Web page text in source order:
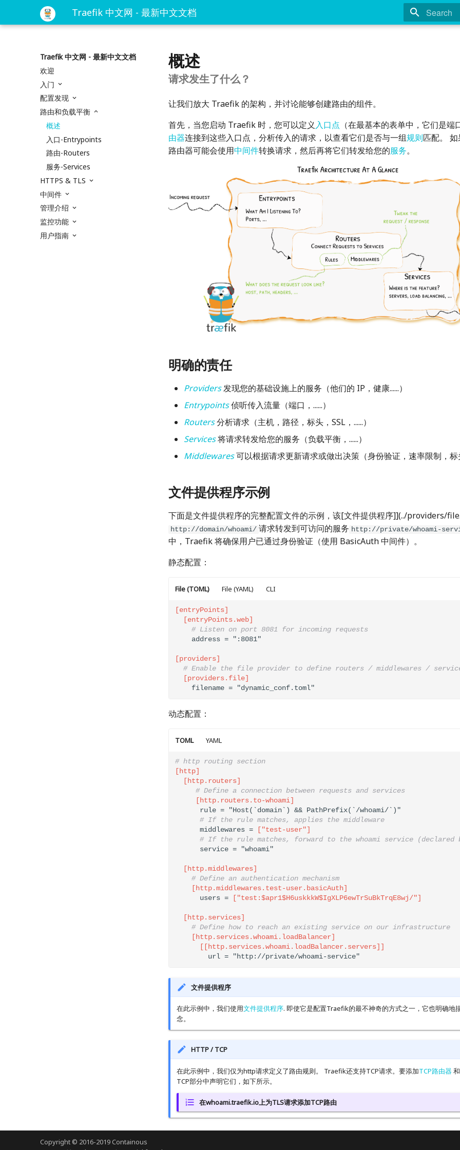
Traefik 中文网 - 最新中文文档
Traefik 中文网 - 最新中文文档
欢迎
入门
配置发现
路由和负载平衡
概述
入口-Entrypoints
路由-Routers
服务-Services
HTTPS & TLS
中间件
管理介绍
监控功能
用户指南
概述
请求发生了什么？
让我们放大 Traefik 的架构，并讨论能够创建路由的组件。
首先，当您启动 Traefik 时，您可以定义 入口点 （在最基本的表单中，它们是端
由器连接到这些入口点，分析传入的请求，以查看它们是否与一组规则匹配。
路由器可能会使用中间件转换请求，然后再将它们转发给您的服务。
明确的责任
Providers发现您的基础设施上的服务（他们的 IP，健康......）
Entrypoints侦听传入流量（端口，......）
Routers分析请求（主机，路径，标头，SSL，......）
Services将请求转发给您的服务（负载平衡，......）
Middlewares可以根据请求更新请求或做出决策（身份验证，速率限制，标
文件提供程序示例
下面是文件提供程序的完整配置文件的示例，该[文件提供程序]](../providers/
http://domain/whoami/ 请求转发到可访问的服务 http://private/whoami-
中，Traefik 将确保用户已通过身份验证（使用 BasicAuth 中间件）。
静态配置：
File (TOML)
[entryPoints]
  [entryPoints.web]
# Listen on port 8081 for incoming requests
[providers]
# Enable the file provider to define routers / middlewares /
  [providers.file]
    filename = "dynamic_conf.toml"
File (YAML) CLI
动态配置：
TOML
# http routing section
[http]
  [http.routers]
# Define a connection between requests and services
     [http.routers.to-whoami]
      rule = "Host(`domain`) && PathPrefix(`/whoami/`)"
# If the rule matches, applies the middleware
      middlewares =
["test-user"]
# If the rule matches, forward to the whoami service (declared
  [http.middlewares]
# Define an authentication mechanism
    [http.middlewares.test-user.basicAuth]
      users =
["test:$apr1$H6uskkkW$IgXLP6ewTrSuBkTrqE8wj/"]
  [http.services]
# Define how to reach an existing service on our infrastructure
    [http.services.whoami.loadBalancer]
      [[http.services.whoami.loadBalancer.servers]]
        url = "http://private/whoami-service"
YAML
文件提供程序
在此示例中，我们使用文件提供程序. 即使它是配置Traefik的最不神奇的方式之一，它也明确地
念。
HTTP / TCP
在此示例中，我们仅为http请求定义了路由规则。 Traefik还支持TCP请求。要添加TCP路由器和
TCP部分中声明它们，如下所示。
在whoami.traefik.io上为TLS请求添加TCP路由
Copyright © 2016-2019 Containous